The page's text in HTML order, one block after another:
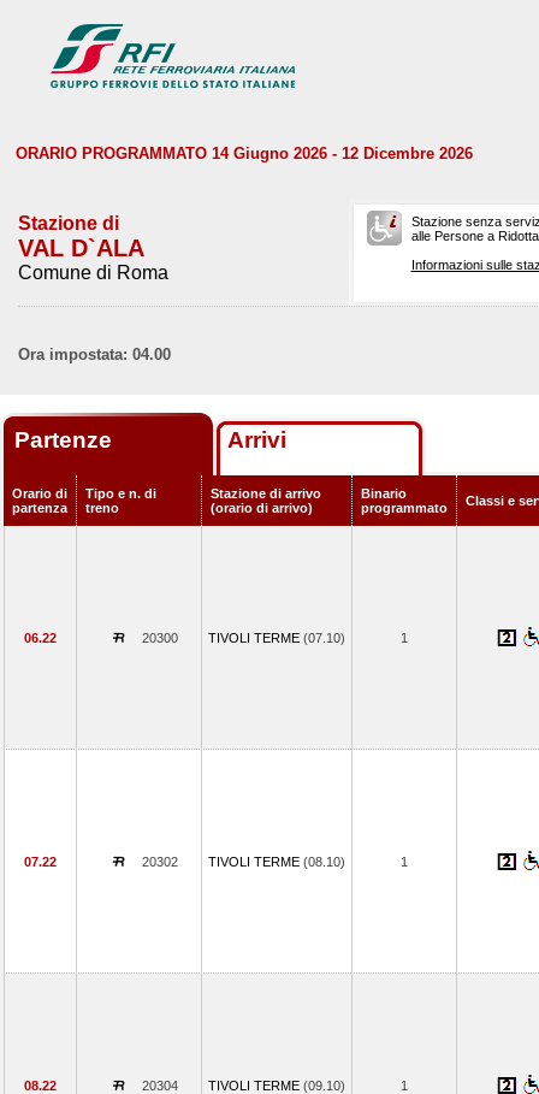
ORARIO PROGRAMMATO 14 Giugno 2026 - 12 Dicembre 2026
Stazione di
VAL D`ALA
Comune di Roma
Stazione senza
alle Persone a
Informazioni sulle
Ora impostata: 04.00
Partenze Arrivi
Orario di
partenza
Tipo e n. di
treno
Stazione di arrivo
(orario di arrivo)
Binario
programmato
Classi e
06.22 20300 TIVOLI TERME (07.10) 1
07.22 20302 TIVOLI TERME (08.10) 1
08.22 20304 TIVOLI TERME (09.10) 1